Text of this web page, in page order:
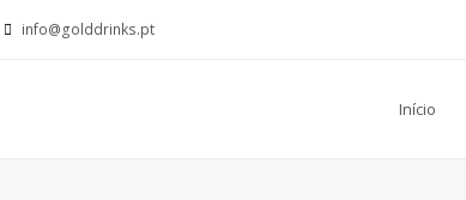
info@golddrinks.pt
Início